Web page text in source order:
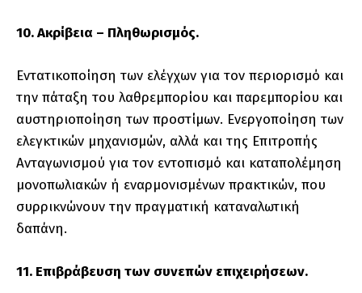
10. Ακρίβεια – Πληθωρισμός.
Εντατικοποίηση των ελέγχων για τον περιορισμό και
την πάταξη του λαθρεμπορίου και παρεμπορίου και
αυστηριοποίηση των προστίμων. Ενεργοποίηση των
ελεγκτικών μηχανισμών, αλλά και της Επιτροπής
Ανταγωνισμού για τον εντοπισμό και καταπολέμηση
μονοπωλιακών ή εναρμονισμένων πρακτικών, που
συρρικνώνουν την πραγματική καταναλωτική
δαπάνη.
11. Επιβράβευση των συνεπών επιχειρήσεων.